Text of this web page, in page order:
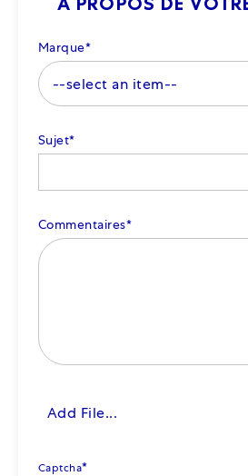
Marque*
Sujet*
Commentaires*
Add File...
Captcha*